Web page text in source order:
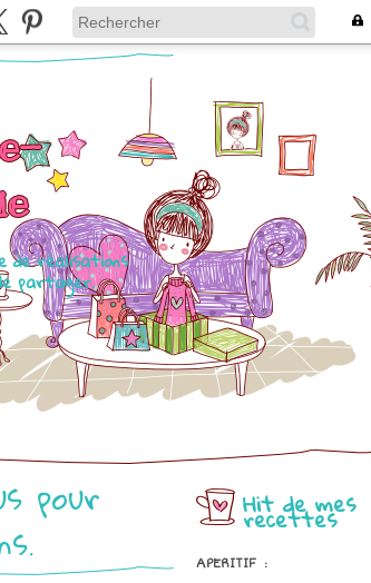
de réalisations
partager.
Hit de mes
recettes
APERITIF
:
pour